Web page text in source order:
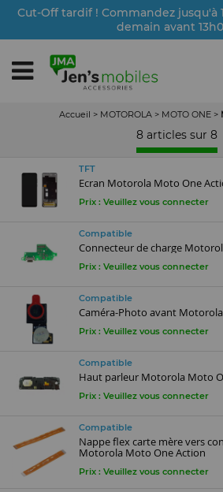
Cut-Off tardif ! Commandez jusqu'à
demain avant
Accueil > MOTOROLA > MOTO ONE >
8 articles sur 8
TFT
Ecran Motorola Moto One
Prix : Veuillez vous connecter
Compatible
Connecteur de charge
Prix : Veuillez vous connecter
Compatible
Caméra-Photo avant
Prix : Veuillez vous connecter
Compatible
Haut parleur Motorola Moto
Prix : Veuillez vous connecter
Compatible
Nappe flex carte mère vers
Motorola Moto One Action
Prix : Veuillez vous connecter